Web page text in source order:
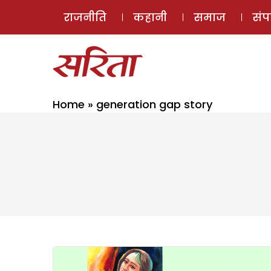
राजनीति कहानी समाज
Home » generation gap story